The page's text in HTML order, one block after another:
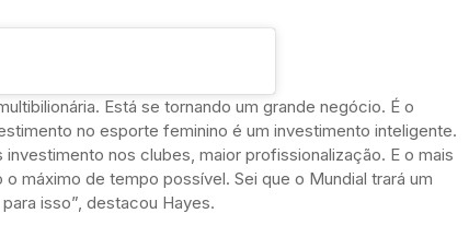
Está se tornando um grande negócio. É o
no esporte feminino é um investimento inteligente.
nos clubes, maior profissionalização. E o mais
máximo de tempo possível. Sei que o Mundial trará um
isso”, destacou Hayes.